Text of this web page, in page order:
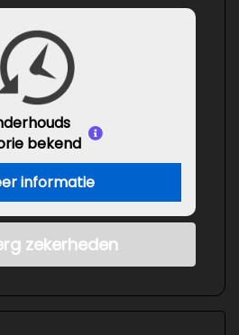
bekend
informatie
zekerheden